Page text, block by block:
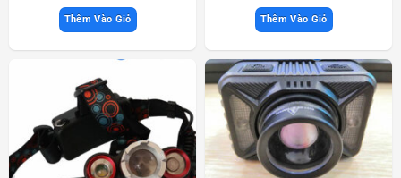
Thêm Vào Giỏ Thêm Vào Giỏ